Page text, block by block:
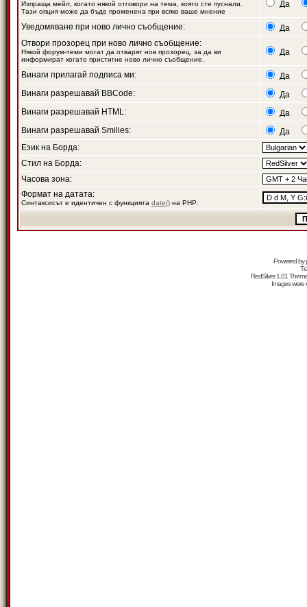
Изпраща мейл, когато някой отговори на тема, която сте пуснали.
Тази опция може да бъде променена при всяко ваше мнение
Да
Уведомяване при ново лично съобщение:
Да
Отвори прозорец при ново лично съобщение:
Някой форум-теми могат да отварят нов прозорец, за да ви
информират когато пристигне ново лично съобщение.
Да
Винаги прилагай подписа ми:
Да
Винаги разрешавай BBCode:
Да
Винаги разрешавай HTML:
Да
Винаги разрешавай Smilies:
Да
Език на Борда:
Стил на Борда:
Часова зона:
Формат на датата:
Синтаксисът е идентичен с функцията date() на PHP.
Powered by
RedSilver 1.01
Images were